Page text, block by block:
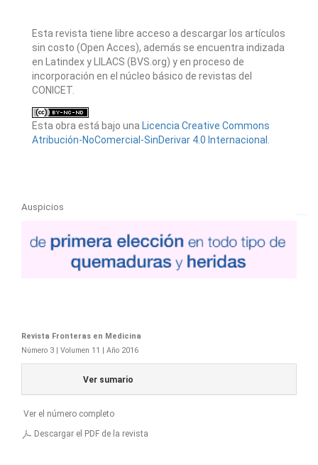
Esta revista tiene libre acceso a descargar los artículos
sin costo (Open Acces), además se encuentra indizada
en Latindex y LILACS (BVS.org) y en proceso de
incorporación en el núcleo básico de revistas del
CONICET.
Esta obra está bajo una Licencia Creative Commons
Atribución-NoComercial-SinDerivar 4.0 Internacional
Auspicios
Revista Fronteras en Medicina
Número 3 | Volumen 11 | Año 2016
Ver sumario
Ver el número completo
Descargar el PDF de la revista